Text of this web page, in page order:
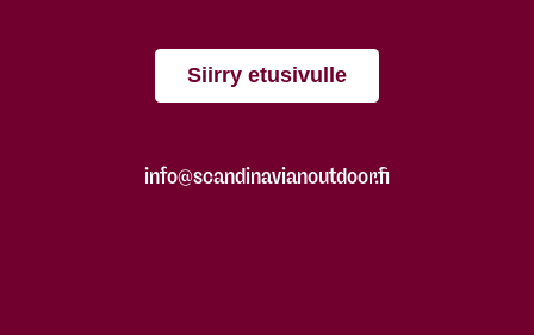
Siirry etusivulle
info@scandinavianoutdoor.fi